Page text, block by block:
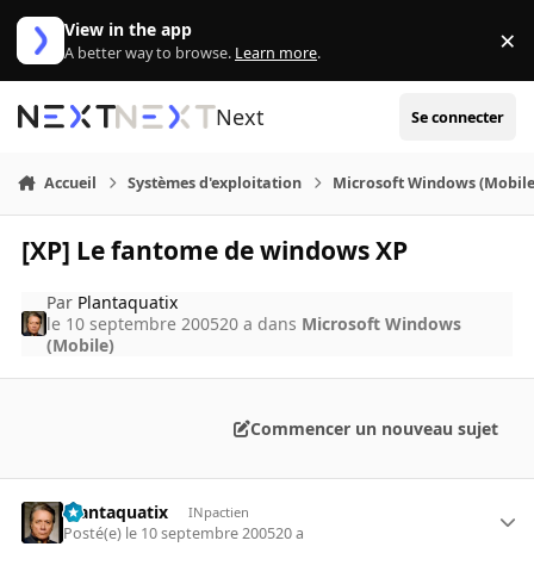
Aller au contenu
View in the app
A better way to browse. Learn more. ×
Next Se connecter
Accueil Systèmes d'exploitation Microsoft Windows
[XP] Le fantome de windows XP
Par Plantaquatix
le 10 septembre 200520 a dans Microsoft Windows
(Mobile)
Commencer un nouveau sujet
Plantaquatix INpactien
Posté(e) le 10 septembre 200520 a